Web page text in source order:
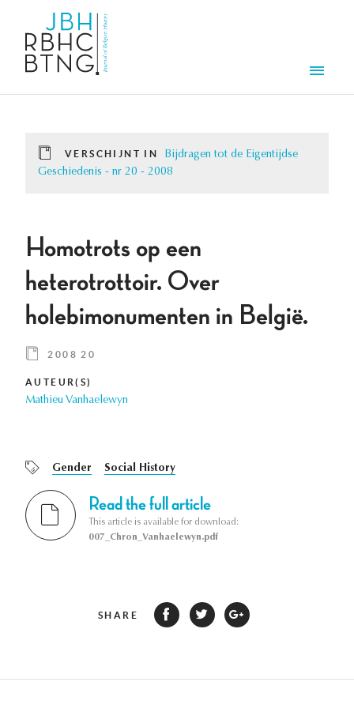
VERSCHIJNT IN
Bijdragen tot de Eigentijdse
Geschiedenis - nr 20 - 2008
Homotrots op een
heterotrottoir. Over
holebimonumenten in België.
2008 20
AUTEUR(S)
Mathieu Vanhaelewyn
Gender Social History
Read the full article
This article is available for download:
007_Chron_Vanhaelewyn.pdf
SHARE